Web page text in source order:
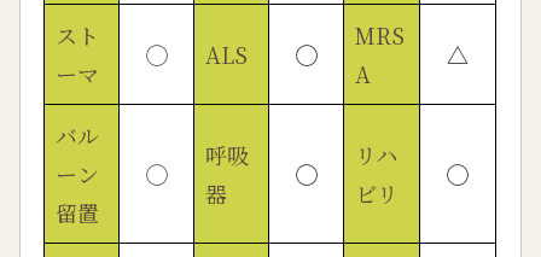
スト
ーマ
◯ ALS ◯
MRS
A
△
バル
ーン
留置
◯
呼吸
器
◯
リハ
ビリ
◯